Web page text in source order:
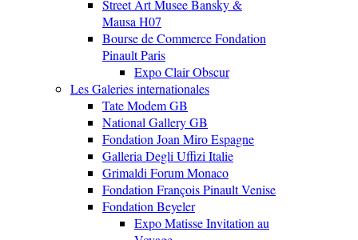
Street Art Musee Bansky &
Mausa H07
Bourse de Commerce Fondation
Pinault Paris
Expo Clair Obscur
Les Galeries internationales
Tate Modem GB
National Gallery GB
Fondation Joan Miro Espagne
Galleria Degli Uffizi Italie
Grimaldi Forum Monaco
Fondation François Pinault Venise
Fondation Beyeler
Expo Matisse Invitation au